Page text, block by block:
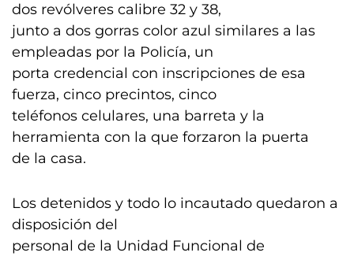
dos revólveres calibre 32 y 38,
junto a dos gorras color azul similares a las
empleadas por la Policía, un
porta credencial con inscripciones de esa
fuerza, cinco precintos, cinco
teléfonos celulares, una barreta y la
herramienta con la que forzaron la puerta
de la casa.
Los detenidos y todo lo incautado quedaron a
disposición del
personal de la Unidad Funcional de